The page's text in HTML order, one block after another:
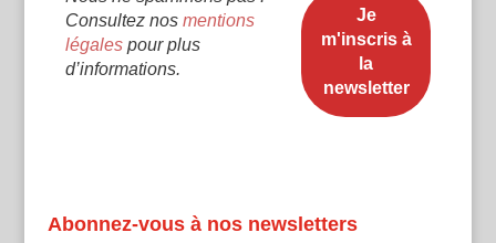
Consultez nos mentions
légalespour plus
d’informations.
Abonnez-vous à nos newsletters